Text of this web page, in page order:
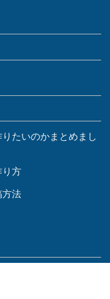
たいのかまとめまし
り方
方法